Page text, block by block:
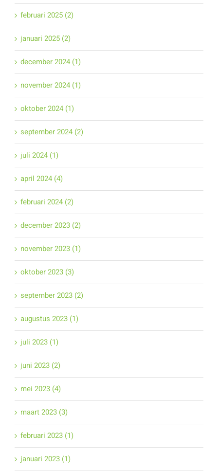
februari 2025 (2)
januari 2025 (2)
december 2024 (1)
november 2024 (1)
oktober 2024 (1)
september 2024 (2)
juli 2024 (1)
april 2024 (4)
februari 2024 (2)
december 2023 (2)
november 2023 (1)
oktober 2023 (3)
september 2023 (2)
augustus 2023 (1)
juli 2023 (1)
juni 2023 (2)
mei 2023 (4)
maart 2023 (3)
februari 2023 (1)
januari 2023 (1)